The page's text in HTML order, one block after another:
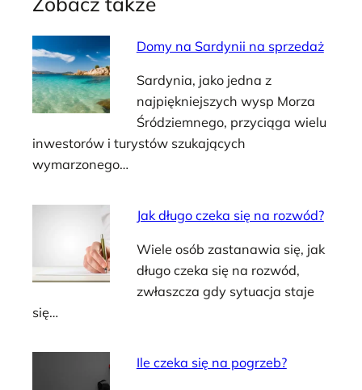
Domy na Sardynii na sprzedaż
Sardynia, jako jedna z
najpiękniejszych wysp Morza
Śródziemnego, przyciąga wielu
inwestorów i turystów szukających
wymarzonego…
Jak długo czeka się na rozwód?
Wiele osób zastanawia się, jak
długo czeka się na rozwód,
zwłaszcza gdy sytuacja staje
się…
Ile czeka się na pogrzeb?